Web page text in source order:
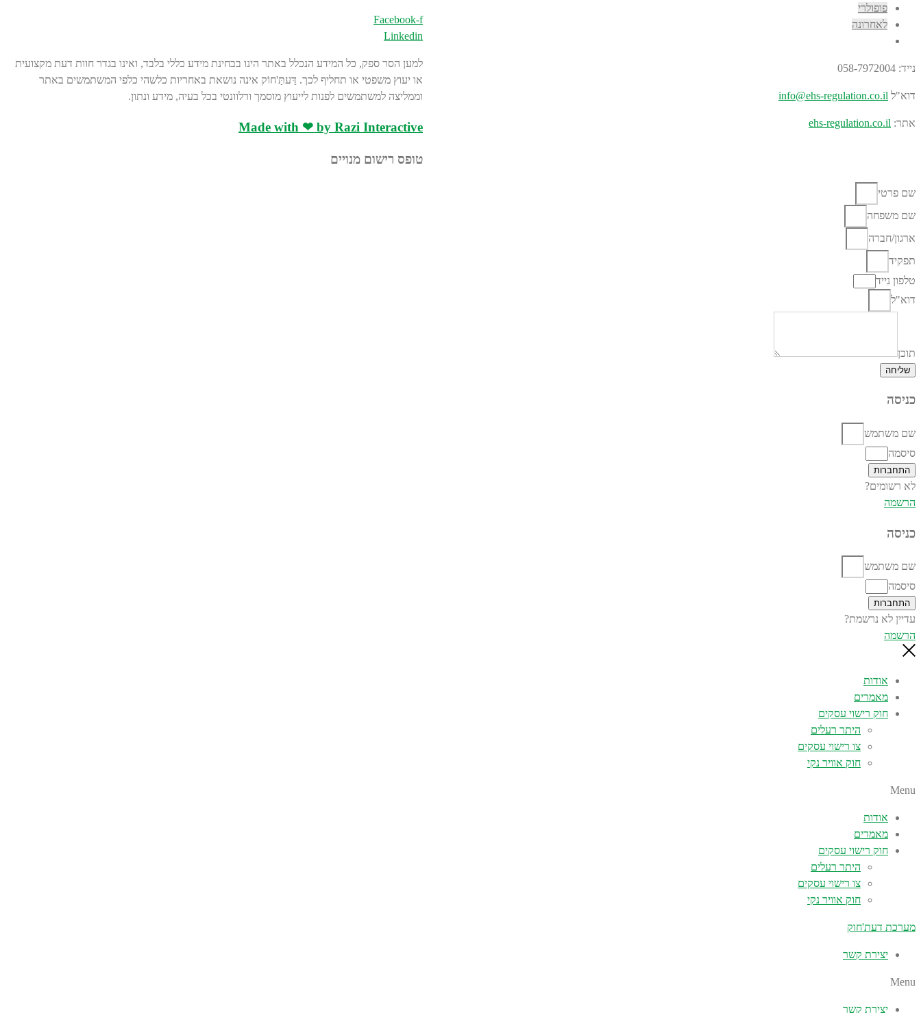
פופולרי
לאחרונה
נייד: 058-7972004
דוא"ל info@ehs-regulation.co.il
אתר: ehs-regulation.co.il
Facebook-f
Linkedin
למען הסר ספק, כל המידע הנכלל באתר הינו בבחינת מידע כללי בלבד, ואינו בגדר חוות דעת מקצועית
או יעוץ משפטי או תחליף לכך. דַּעתַּ'חוֹק אינה נושאת באחריות כלשהי כלפי המשתמשים באתר
וממליצה למשתמשים לפנות לייעוץ מוסמך ורלוונטי בכל בעיה, מידע ונתון.
Made with ❤ by Razi Interactive
טופס רישום מנויים
שם פרטי
שם משפחה
ארגון/חברה
תפקיד
טלפון נייד
דוא"ל
תוכן
שליחה
כניסה
שם משתמש
סיסמה
התחברות
לא רשומים?
הרשמה
כניסה
שם משתמש
סיסמה
התחברות
עדיין לא נרשמת?
הרשמה
אודות
מאמרים
חוק רישוי עסקים
היתר רעלים
צו רישוי עסקים
חוק אוויר נקי
Menu
אודות
מאמרים
חוק רישוי עסקים
היתר רעלים
צו רישוי עסקים
חוק אוויר נקי
מערכת דעת'חוק
יצירת קשר
Menu
יצירת קשר